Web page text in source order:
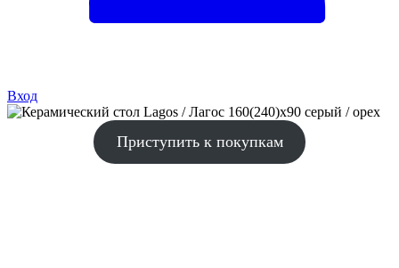
Вход
Приступить к покупкам